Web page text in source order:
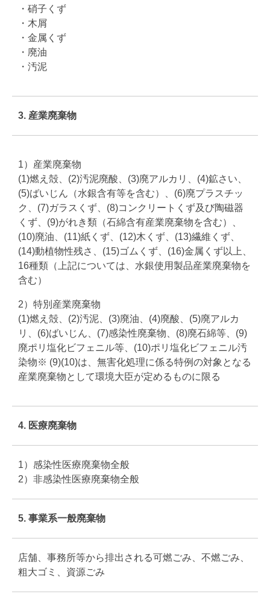
・硝子くず
・木屑
・金属くず
・廃油
・汚泥
3. 産業廃棄物
1）産業廃棄物
(1)燃え殻、(2)汚泥廃酸、(3)廃アルカリ、(4)鉱さい、
(5)ばいじん（水銀含有等を含む）、(6)廃プラスチッ
ク、(7)ガラスくず、(8)コンクリートくず及び陶磁器
くず、(9)がれき類（石綿含有産業廃棄物を含む）、
(10)廃油、(11)紙くず、(12)木くず、(13)繊維くず、
(14)動植物性残さ、(15)ゴムくず、(16)金属くず以上、
16種類（上記については、水銀使用製品産業廃棄物を
含む）
2）特別産業廃棄物
(1)燃え殻、(2)汚泥、(3)廃油、(4)廃酸、(5)廃アルカ
リ、(6)ばいじん、(7)感染性廃棄物、(8)廃石綿等、(9)
廃ポリ塩化ビフェニル等、(10)ポリ塩化ビフェニル汚
染物※ (9)(10)は、無害化処理に係る特例の対象となる
産業廃棄物として環境大臣が定めるものに限る
4. 医療廃棄物
1）感染性医療廃棄物全般
2）非感染性医療廃棄物全般
5. 事業系一般廃棄物
店舗、事務所等から排出される可燃ごみ、不燃ごみ、
粗大ゴミ、資源ごみ